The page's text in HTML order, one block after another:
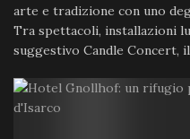
arte e tradizione con uno
Tra spettacoli, installazioni
suggestivo Candle Concert,